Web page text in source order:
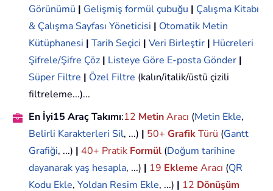
Görünümü | Gelişmiş formül çubuğu | Çalışma Kitabı
& Çalışma Sayfası Yöneticisi | Otomatik Metin
Kütüphanesi | Tarih Seçici | Veri Birleştir | Hücreleri
Şifrele/Şifre Çöz | Listeye Göre E-posta Gönder |
Süper Filtre | Özel Filtre (kalın/italik/üstü çizili
filtreleme...)...
En İyi15 Araç Takımı:12 MetinAracı (Metin Ekle,
Belirli Karakterleri Sil, ...) | 50+ GrafikTürü (Gantt
Grafiği, ...) | 40+ Pratik Formül (Doğum tarihine
dayanarak yaş hesapla, ...) | 19 Ekleme Aracı (QR
Kodu Ekle, Yoldan Resim Ekle, ...) | 12 Dönüşüm